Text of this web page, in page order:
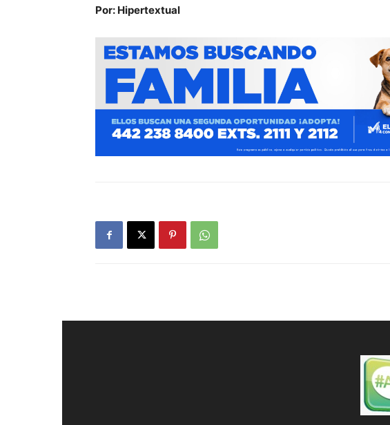
Por: Hipertextual